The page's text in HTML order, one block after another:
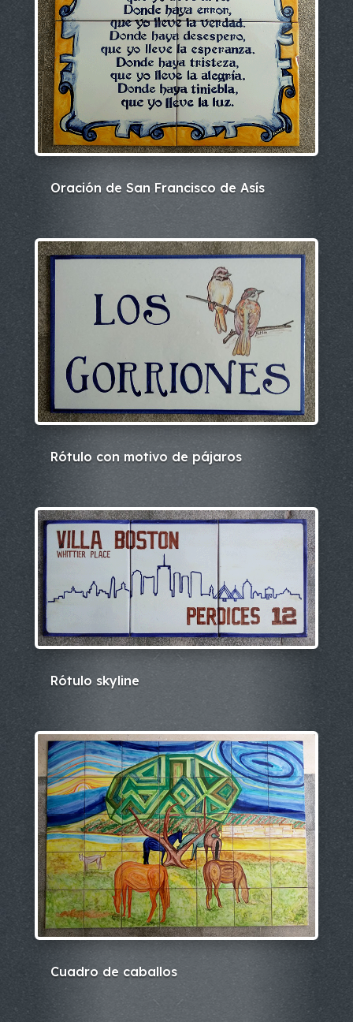
Oración de San Francisco de Asís
Rótulo con motivo de pájaros
Rótulo skyline
Cuadro de caballos